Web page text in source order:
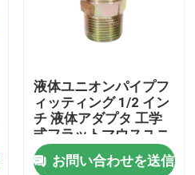
液体ユニオンパイプフ
ィッティング 1/2 イン
チ 液体アダプタ 工学
式フラットマウスユニ
オンジョイント
お問い合わせを送信